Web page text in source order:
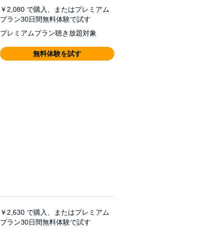
￥2,080 で購入、またはプレミアム
プラン30日間無料体験で試す
プレミアムプラン聴き放題対象
無料体験を試す
￥2,630 で購入、またはプレミアム
プラン30日間無料体験で試す